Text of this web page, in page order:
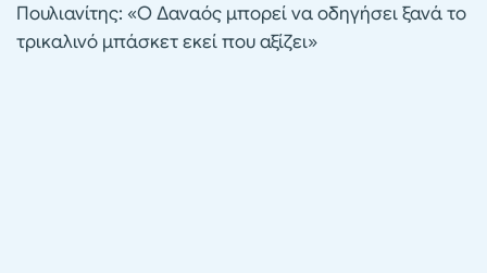
Πουλιανίτης: «Ο Δαναός μπορεί να οδηγήσει ξανά το
τρικαλινό μπάσκετ εκεί που αξίζει»